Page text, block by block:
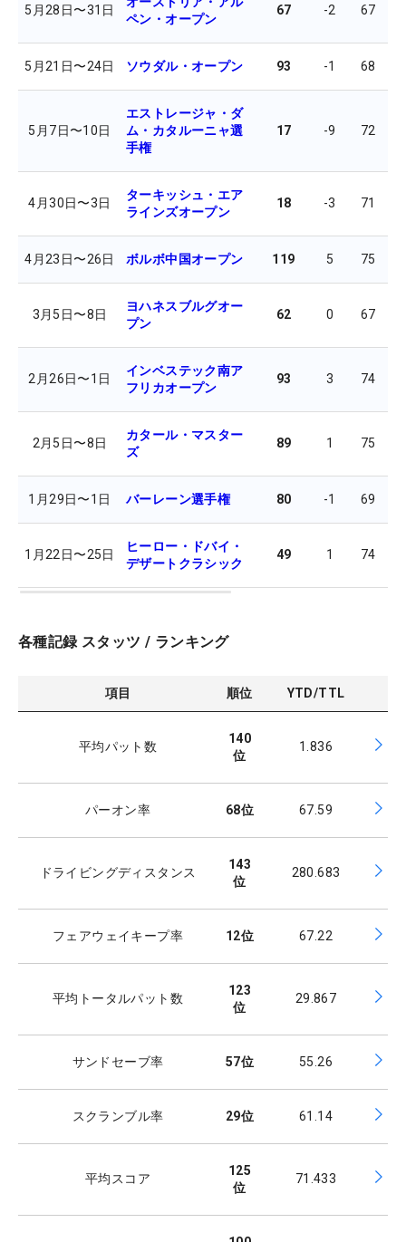
5月28日〜31日
ペン・オープン
67 -2 67
5月21日〜24日 ソウダル・オープン 93 -1 68
5月7日〜10日
エストレージャ・ダ
ム・カタルーニャ選
手権
17 -9 72
4月30日〜3日
ターキッシュ・エア
ラインズオープン
18 -3 71
4月23日〜26日 ボルボ中国オープン 119 5 75
3月5日〜8日
ヨハネスブルグオー
プン
62 0 67
2月26日〜1日
インベステック南ア
フリカオープン
93 3 74
2月5日〜8日
カタール・マスター
ズ
89 1 75
1月29日〜1日 バーレーン選手権 80 -1 69
1月22日〜25日
ヒーロー・ドバイ・
デザートクラシック
49 1 74
各種記録 スタッツ / ランキング
項目 順位 YTD/TTL
平均パット数
140
位
1.836
パーオン率 68位 67.59
ドライビングディスタンス
143
位
280.683
フェアウェイキープ率 12位 67.22
平均トータルパット数
123
位
29.867
サンドセーブ率 57位 55.26
スクランブル率 29位 61.14
平均スコア
125
位
71.433